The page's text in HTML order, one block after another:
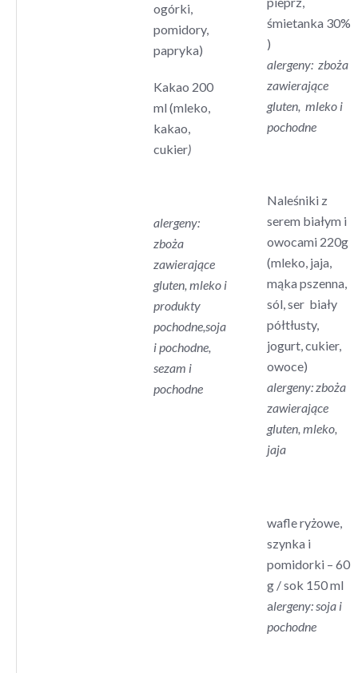
ogórki,
pomidory,
papryka)
Kakao 200
ml (mleko,
kakao,
cukier)
alergeny:
zboża
zawierające
gluten, mleko i
produkty
pochodne,soja
i pochodne,
sezam i
pochodne
śmietanka 30%
)
alergeny: zboża
zawierające
gluten, mleko i
pochodne
Naleśniki z
serem białym i
owocami 220g
(mleko, jaja,
mąka pszenna,
sól, ser biały
półtłusty,
jogurt, cukier,
owoce)
alergeny: zboża
zawierające
gluten, mleko,
jaja
wafle ryżowe,
szynka i
pomidorki – 60
g / sok 150 ml
alergeny: soja i
pochodne